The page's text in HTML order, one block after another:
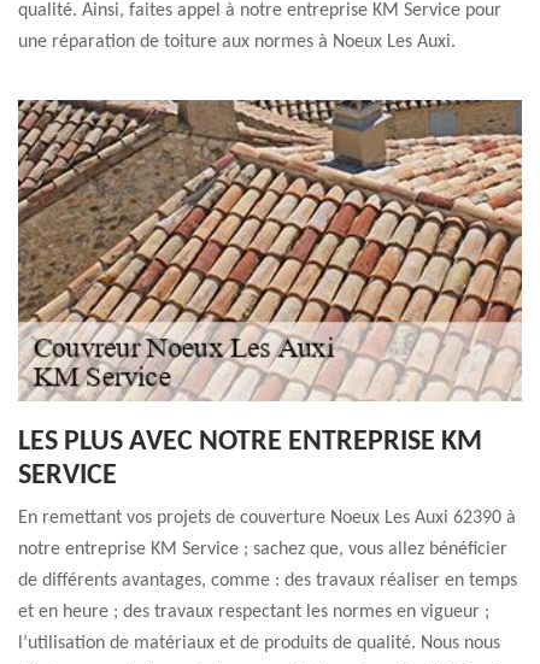
qualité. Ainsi, faites appel à notre entreprise KM Service pour
une réparation de toiture aux normes à Noeux Les Auxi.
LES PLUS AVEC NOTRE ENTREPRISE KM
SERVICE
En remettant vos projets de couverture Noeux Les Auxi 62390 à
notre entreprise KM Service ; sachez que, vous allez bénéficier
de différents avantages, comme : des travaux réaliser en temps
et en heure ; des travaux respectant les normes en vigueur ;
l’utilisation de matériaux et de produits de qualité. Nous nous